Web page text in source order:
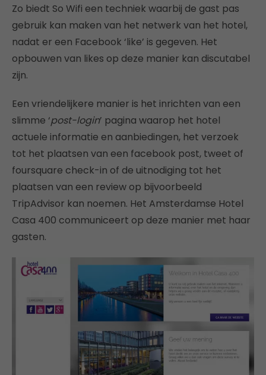
Zo biedt So Wifi een techniek waarbij de gast pas
gebruik kan maken van het netwerk van het hotel,
nadat er een Facebook ‘like’ is gegeven. Het
opbouwen van likes op deze manier kan discutabel
zijn.
Een vriendelijkere manier is het inrichten van een
slimme ‘post-login’ pagina waarop het hotel
actuele informatie en aanbiedingen, het verzoek
tot het plaatsen van een facebook post, tweet of
foursquare check-in of de uitnodiging tot het
plaatsen van een review op bijvoorbeeld
TripAdvisor kan noemen. Het Amsterdamse Hotel
Casa 400 communiceert op deze manier met haar
gasten.